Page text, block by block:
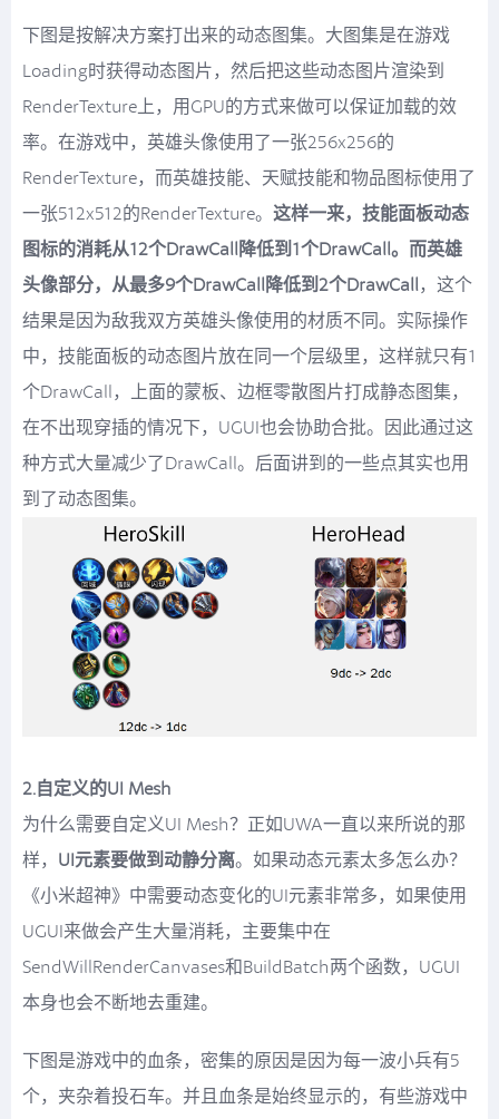
下图是按解决方案打出来的动态图集。大图集是在游戏
Loading时获得动态图片，然后把这些动态图片渲染到
RenderTexture上，用GPU的方式来做可以保证加载的效
率。在游戏中，英雄头像使用了一张256x256的
RenderTexture，而英雄技能、天赋技能和物品图标使用了
一张512x512的RenderTexture。 这样一来，技能面板动态
图标的消耗从12个DrawCall降低到1个DrawCall。而英雄
头像部分，从最多9个DrawCall降低到2个DrawCall，这个
结果是因为敌我双方英雄头像使用的材质不同。实际操作
中，技能面板的动态图片放在同一个层级里，这样就只有1
个DrawCall，上面的蒙板、边框零散图片打成静态图集，
在不出现穿插的情况下，UGUI也会协助合批。因此通过这
种方式大量减少了DrawCall。后面讲到的一些点其实也用
到了动态图集。
2.自定义的UI Mesh
为什么需要自定义UI Mesh？正如UWA一直以来所说的那
样， UI元素要做到动静分离。如果动态元素太多怎么办？
《小米超神》中需要动态变化的UI元素非常多，如果使用
UGUI来做会产生大量消耗，主要集中在
SendWillRenderCanvases和BuildBatch两个函数，UGUI
本身也会不断地去重建。
下图是游戏中的血条，密集的原因是因为每一波小兵有5
个，夹杂着投石车。并且血条是始终显示的，有些游戏中